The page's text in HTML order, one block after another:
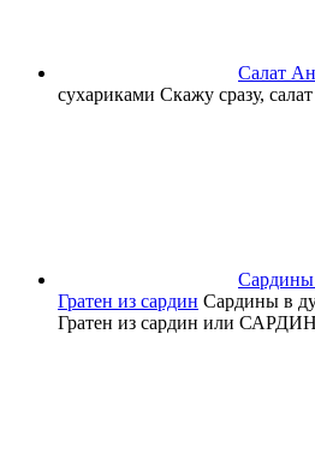
Салат
сухариками Скажу сразу,
Сардины
Гратен из сардин Сардины в
Гратен из сардин или